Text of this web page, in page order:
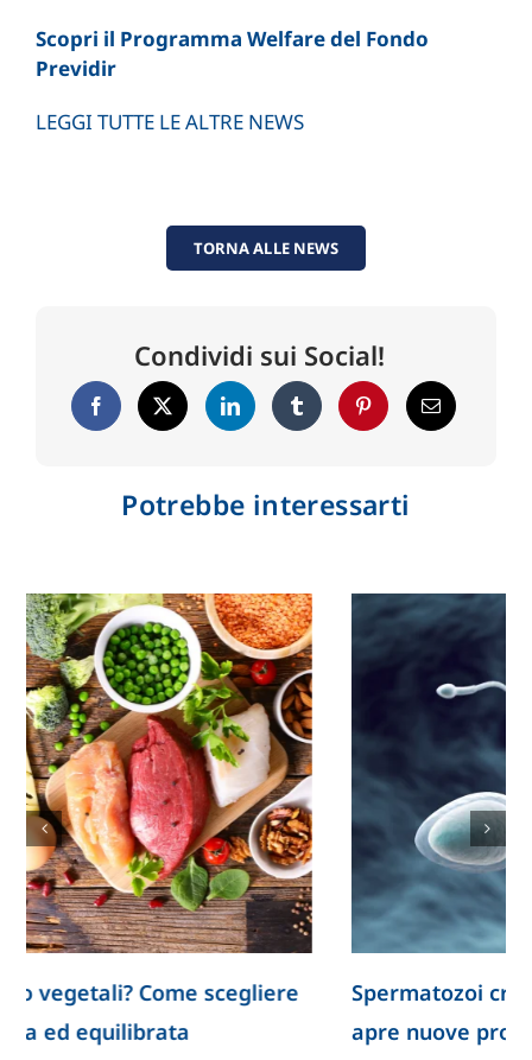
Scopri il Programma Welfare del Fondo
Previdir
LEGGI TUTTE LE ALTRE NEWS
TORNA ALLE NEWS
Condividi sui Social!
Potrebbe interessarti
Spermatozoi creati in laboratorio: la ricerca
apre nuove prospettive per lo studio